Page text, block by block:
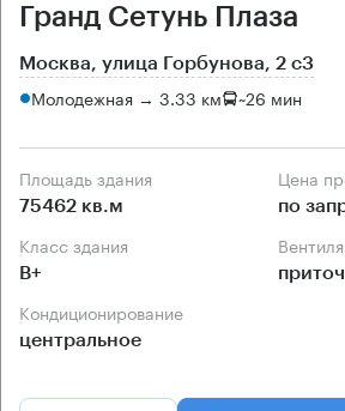
Гранд Сетунь Плаза
Москва, улица Горбунова, 2 с3
Молодежная → 3.33 км ~26 мин
Площадь здания
75462 кв.м
Цена
по
Класс здания
B+
Кондиционирование
центральное